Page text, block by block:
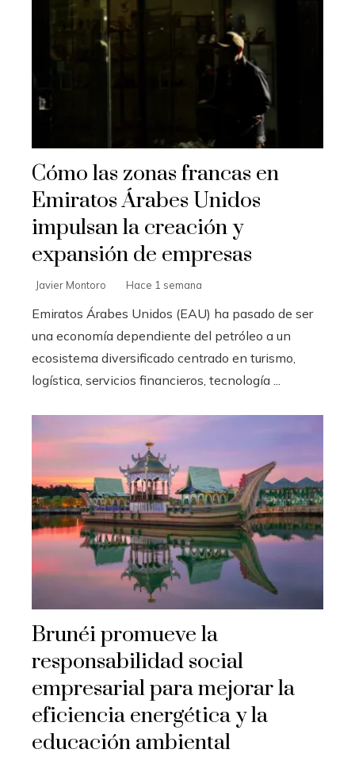
Cómo las zonas francas en
Emiratos Árabes Unidos
impulsan la creación y
expansión de empresas
Javier Montoro Hace 1 semana
Emiratos Árabes Unidos (EAU) ha pasado de ser
una economía dependiente del petróleo a un
ecosistema diversificado centrado en turismo,
logística, servicios financieros, tecnología ...
Brunéi promueve la
responsabilidad social
empresarial para mejorar la
eficiencia energética y la
educación ambiental